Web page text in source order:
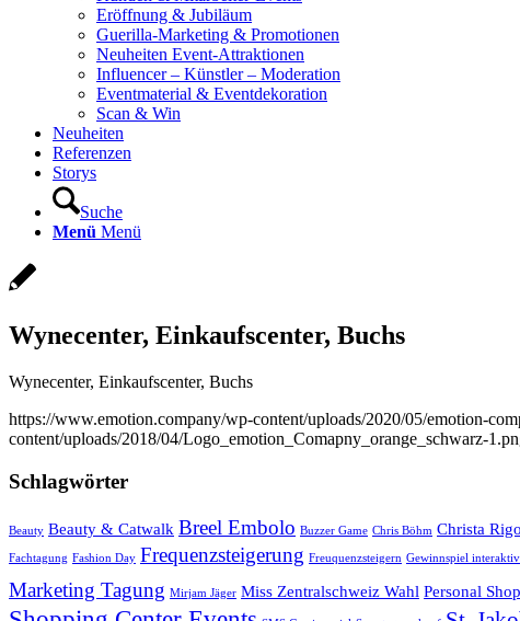
Eröffnung & Jubiläum
Guerilla-Marketing & Promotionen
Neuheiten Event-Attraktionen
Influencer – Künstler – Moderation
Eventmaterial & Eventdekoration
Scan & Win
Neuheiten
Referenzen
Storys
Suche
Menü Menü
Wynecenter, Einkaufscenter, Buchs
Wynecenter, Einkaufscenter, Buchs
https://www.emotion.company/wp-content/uploads/2020/05/emotion-
content/uploads/2018/04/Logo_emotion_Comapny_orange_schwarz-
Schlagwörter
Beauty Beauty & Catwalk Breel Embolo Buzzer Game Chris Böhm Christa
Fachtagung Fashion Day Frequenzsteigerung Freuquenzsteigern Gewinnspiel interaktiv
Marketing Tagung Mirjam Jäger Miss Zentralschweiz Wahl Personal